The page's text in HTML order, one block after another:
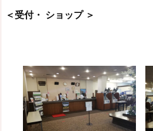
＜受付・ ショップ ＞